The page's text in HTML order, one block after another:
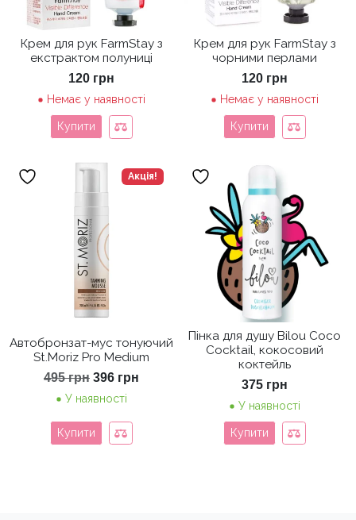
Крем для рук FarmStay з
екстрактом полуниці
120 грн
Немає у наявності
Купити
Крем для рук FarmStay з
чорними перлами
120 грн
Немає у наявності
Купити
Акція!
Автобронзат-мус тонуючий
St.Moriz Pro Medium
495грн Оригінальна
495 грн.
396 грн
У наявності
Купити
Пінка для душу Bilou Coco
Cocktail, кокосовий
коктейль
375 грн
У наявності
Купити